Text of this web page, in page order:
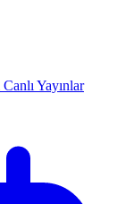
Canlı Yayınlar